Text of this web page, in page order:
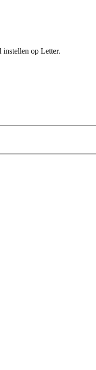
op Letter.